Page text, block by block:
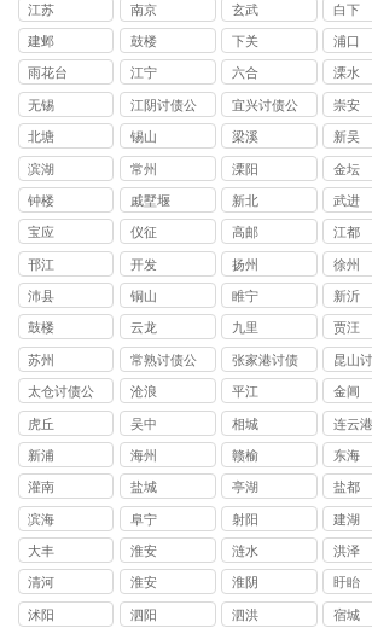
江苏 南京 玄武 白下
建邺 鼓楼 下关 浦口
雨花台 江宁 六合 溧水
无锡
江阴讨债公
司
宜兴讨债公
司
崇安
北塘 锡山 梁溪 新吴
滨湖 常州 溧阳 金坛
钟楼 戚墅堰 新北 武进
宝应 仪征 高邮 江都
邗江 开发 扬州 徐州
沛县 铜山 睢宁 新沂
鼓楼 云龙 九里 贾汪
苏州
常熟讨债公
司
张家港讨债
公司
昆山
司
太仓讨债公
司
沧浪 平江 金阊
虎丘 吴中 相城 连云港
新浦 海州 赣榆 东海
灌南 盐城 亭湖 盐都
滨海 阜宁 射阳 建湖
大丰 淮安 涟水 洪泽
清河 淮安 淮阴 盱眙
沭阳 泗阳 泗洪 宿城